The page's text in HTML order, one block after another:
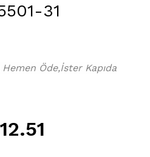
31
Öde,İster Kapıda